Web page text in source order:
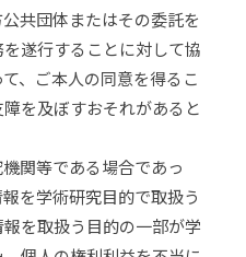
共団体またはその委託を
遂行することに対して協
、ご本人の同意を得るこ
を及ぼすおそれがあると
関等である場合であっ
を学術研究目的で取扱う
を取扱う目的の一部が学